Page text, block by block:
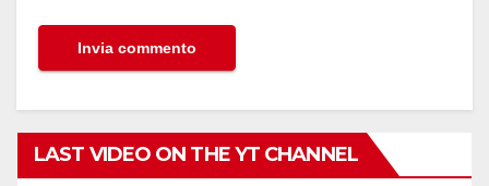
LAST VIDEO ON THE YT CHANNEL